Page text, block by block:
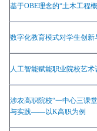
基于OBE理念的“土木工程
数字化教育模式对学生创
人工智能赋能职业院校艺
涉农高职院校“一中心三课
与实践——以K高职为例